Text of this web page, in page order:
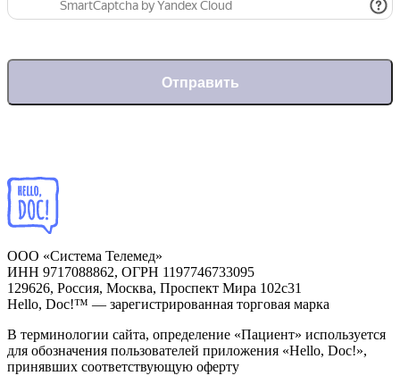
Отправить
ООО «Система Телемед»
ИНН 9717088862, ОГРН 1197746733095
129626, Россия, Москва, Проспект Мира 102с31
Hello, Doc!™ — зарегистрированная торговая марка
В терминологии сайта, определение «Пациент» используется
для обозначения пользователей приложения «Hello, Doc!»,
принявших соответствующую оферту